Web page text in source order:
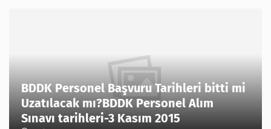
BDDK Personel Başvuru Tarihleri bitti mi
Uzatılacak mı?BDDK Personel Alım
Sınavı tarihleri-3 Kasım 2015